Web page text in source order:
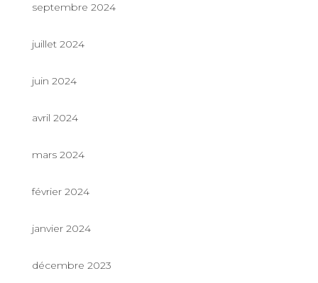
septembre 2024
juillet 2024
juin 2024
avril 2024
mars 2024
février 2024
janvier 2024
décembre 2023